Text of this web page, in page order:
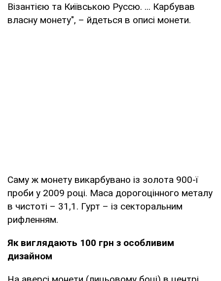
Візантією та Київською Руссю. ... Карбував
власну монету", – йдеться в описі монети.
Саму ж монету викарбувано із золота 900-ї
проби у 2009 році. Маса дорогоцінного металу
в чистоті – 31,1. Гурт – із секторальним
рифленням.
Як виглядають 100 грн з особливим
дизайном